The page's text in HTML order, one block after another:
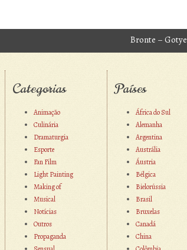
Bronte – Gotye
Categorias
Animação
Culinária
Dramaturgia
Esporte
Fan Film
Light Painting
Making of
Musical
Notícias
Outros
Propaganda
Países
África do Sul
Alemanha
Argentina
Austrália
Áustria
Bélgica
Bielorússia
Brasil
Bruxelas
Canadá
China